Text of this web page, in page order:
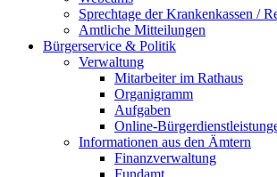
Sprechtage der Krankenkassen /
Amtliche Mitteilungen
Bürgerservice & Politik
Verwaltung
Mitarbeiter im Rathaus
Organigramm
Aufgaben
Online-
Informationen aus den Ämtern
Finanzverwaltung
Fundamt